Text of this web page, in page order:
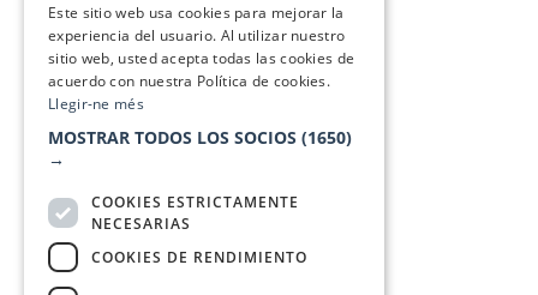
Este sitio web usa cookies para mejorar la
experiencia del usuario. Al utilizar nuestro
sitio web, usted acepta todas las cookies de
acuerdo con nuestra Política de cookies.
Llegir-ne més
MOSTRAR TODOS LOS SOCIOS (1650)
→
COOKIES ESTRICTAMENTE
NECESARIAS
COOKIES DE RENDIMIENTO